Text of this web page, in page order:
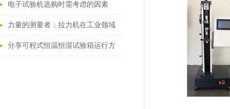
电子试验机选购时需考虑的因素
力量的测量者：拉力机在工业领域
的重要性
分享可程式恒温恒湿试验箱运行方